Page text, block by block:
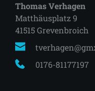
Thomas Verhagen
Matthäusplatz 9
41515 Grevenbroich
0176-81177197